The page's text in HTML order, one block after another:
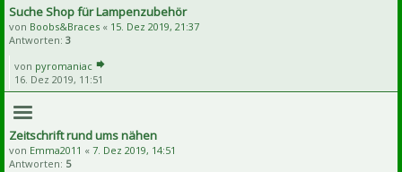
Suche Shop für Lampenzubehör
von Boobs&Braces « 15. Dez 2019, 21:37
Antworten: 3
von pyromaniac
16. Dez 2019, 11:51
Zeitschrift rund ums nähen
von Emma2011 « 7. Dez 2019, 14:51
Antworten: 5